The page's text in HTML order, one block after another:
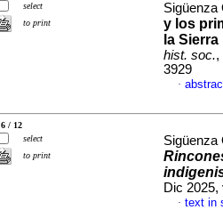
select
to print
y los
la
hist. soc.,
3929
·
6 / 12
select
to print
Dic 2025,
· text in